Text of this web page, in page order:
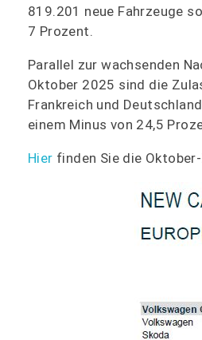
819.201 neue Fahrzeuge
7 Prozent.
Parallel zur wachsenden
Oktober 2025 sind die
Frankreich und
einem Minus von 24,5
Hier finden Sie die